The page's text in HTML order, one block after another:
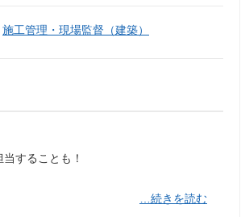
施工管理・現場監督（建築）
することも！
…続きを読む